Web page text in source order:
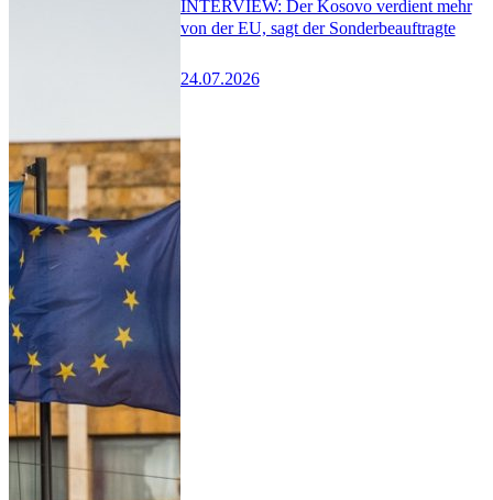
INTERVIEW: Der Kosovo verdient mehr
von der EU, sagt der Sonderbeauftragte
24.07.2026